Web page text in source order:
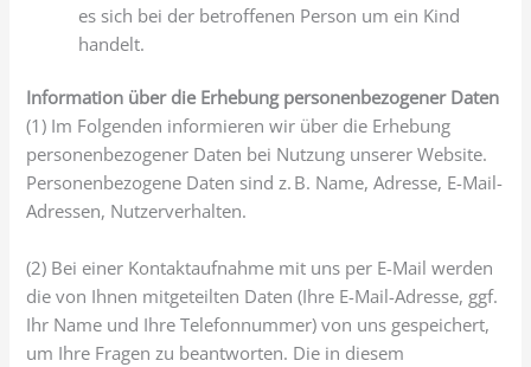
es sich bei der betroffenen Person um ein Kind
handelt.
Information über die Erhebung personenbezogener Daten
(1) Im Folgenden informieren wir über die Erhebung
personenbezogener Daten bei Nutzung unserer Website.
Personenbezogene Daten sind z. B. Name, Adresse, E-Mail-
Adressen, Nutzerverhalten.
(2) Bei einer Kontaktaufnahme mit uns per E-Mail werden
die von Ihnen mitgeteilten Daten (Ihre E-Mail-Adresse, ggf.
Ihr Name und Ihre Telefonnummer) von uns gespeichert,
um Ihre Fragen zu beantworten. Die in diesem